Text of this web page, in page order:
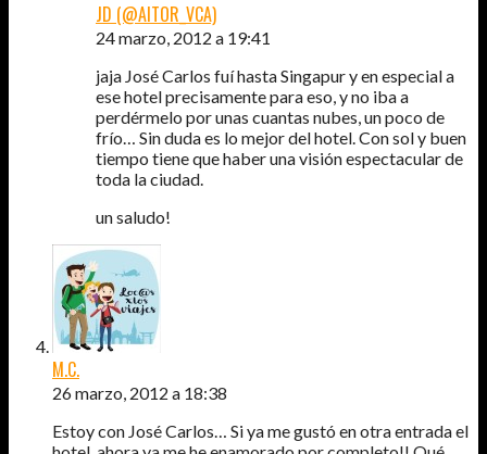
JD (@AITOR_VCA)
24 marzo, 2012 a 19:41
jaja José Carlos fuí hasta Singapur y en especial a
ese hotel precisamente para eso, y no iba a
perdérmelo por unas cuantas nubes, un poco de
frío… Sin duda es lo mejor del hotel. Con sol y buen
tiempo tiene que haber una visión espectacular de
toda la ciudad.
un saludo!
M.C.
26 marzo, 2012 a 18:38
Estoy con José Carlos… Si ya me gustó en otra entrada el